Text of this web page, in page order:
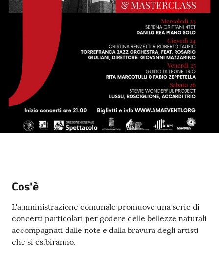
argomenti...
Seguici
Cos'è
L'amministrazione comunale promuove una serie di
concerti particolari per godere delle bellezze naturali
accompagnati dalle note e dalla bravura degli artisti
che si esibiranno.